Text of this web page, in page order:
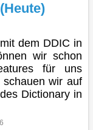
dem DDIC in
wir schon
für uns
schauen wir auf
Dictionary in